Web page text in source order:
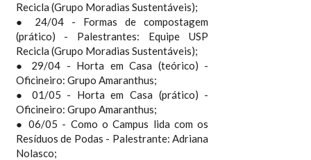
Recicla (Grupo Moradias Sustentáveis);
● 24/04 - Formas de compostagem
(prático) - Palestrantes: Equipe USP
Recicla (Grupo Moradias Sustentáveis);
● 29/04 - Horta em Casa (teórico) -
Oficineiro: Grupo Amaranthus;
● 01/05 - Horta em Casa (prático) -
Oficineiro: Grupo Amaranthus;
● 06/05 - Como o Campus lida com os
Resíduos de Podas - Palestrante: Adriana
Nolasco;